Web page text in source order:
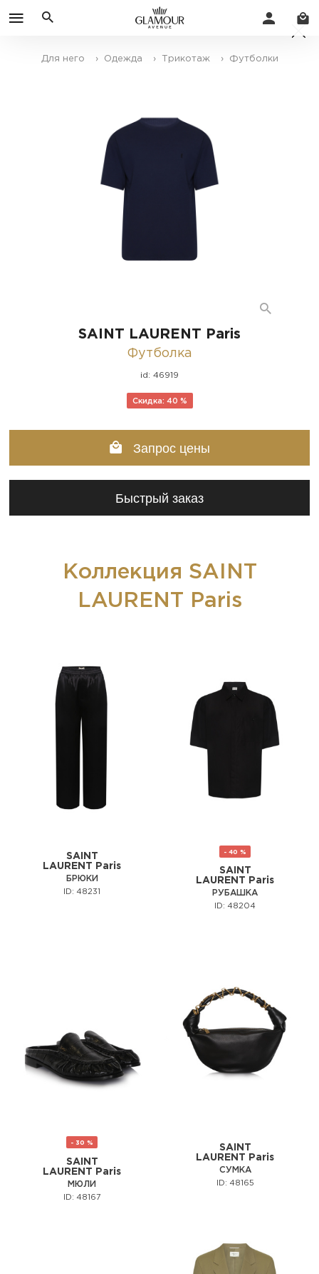
Для него › Одежда › Трикотаж › Футболки
SAINT LAURENT Paris
Футболка
id: 46919
Скидка: 40 %
Запрос цены
Быстрый заказ
Коллекция SAINT
LAURENT Paris
SAINT
LAURENT Paris
БРЮКИ
ID: 48231
- 40 %
SAINT
LAURENT Paris
РУБАШКА
ID: 48204
- 30 %
SAINT
LAURENT Paris
МЮЛИ
ID: 48167
SAINT
LAURENT Paris
СУМКА
ID: 48165